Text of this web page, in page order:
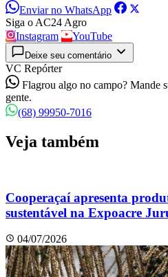
Enviar no WhatsApp
Siga o AC24 Agro
Instagram
YouTube
Deixe seu comentário
VC Repórter
Flagrou algo no campo? Mande
gente.
(68) 99950-7016
Veja também
Cooperaçaí apresenta
sustentável na Expoacre
04/07/2026